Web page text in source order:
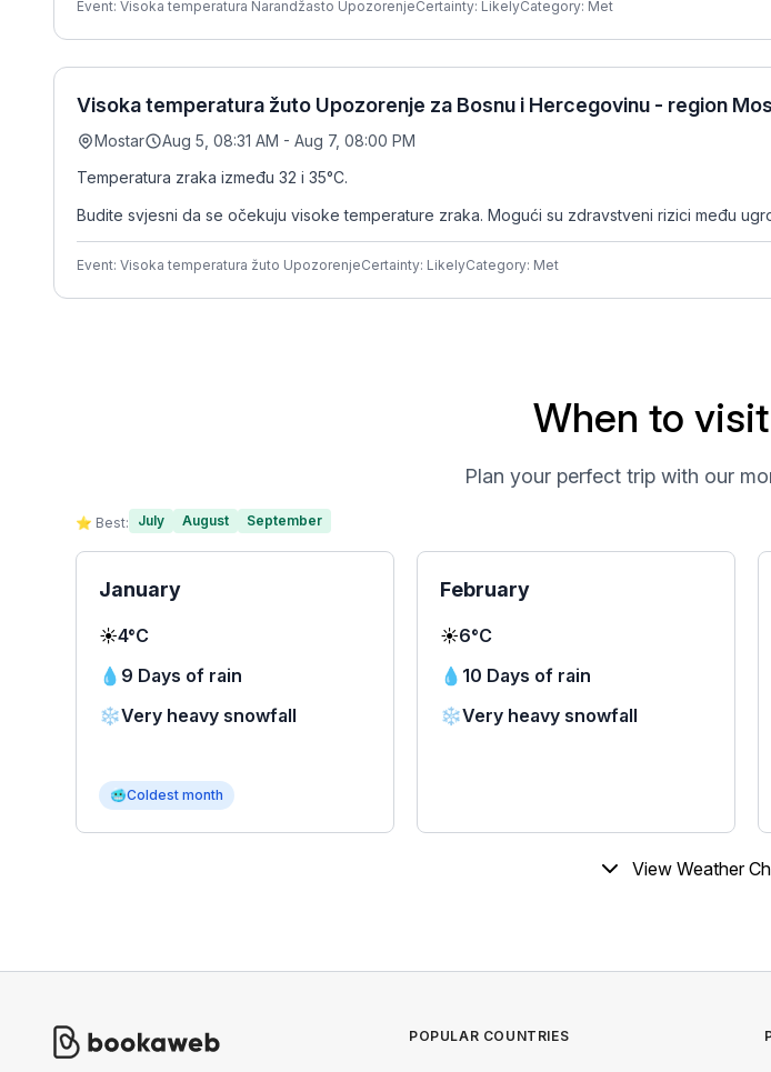
Event: Visoka temperatura Narandžasto UpozorenjeCertainty: LikelyCategory: Met
Visoka temperatura žuto Upozorenje za Bosnu i Hercegovinu - region
Mostar Aug 5, 08:31 AM - Aug 7, 08:00 PM
Temperatura zraka između 32 i 35°C.
Budite svjesni da se očekuju visoke temperature zraka. Mogući su zdravstveni rizici među
Event: Visoka temperatura žuto UpozorenjeCertainty: LikelyCategory: Met
When to
Plan your perfect trip with our
⭐ Best: July August September
January
☀️4°C
💧 9 Days of rain
❄️Very heavy snowfall
🥶Coldest month
February
☀️6°C
💧 10 Days of rain
❄️Very heavy snowfall
View Weather
POPULAR COUNTRIES